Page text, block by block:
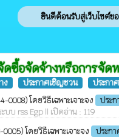
ยินดีต้อนรับสู่เว็บไซต์ของ
ดซื้อจัดจ้างหรือการจัด
ง ประกาศเชิญชวน ประกา
โดยวิธีเฉพาะเจาะจง
ประ
บ rss Egp || เปิดอ่าน : 119
โดยวิธีเฉพาะเจาะจง
ประก